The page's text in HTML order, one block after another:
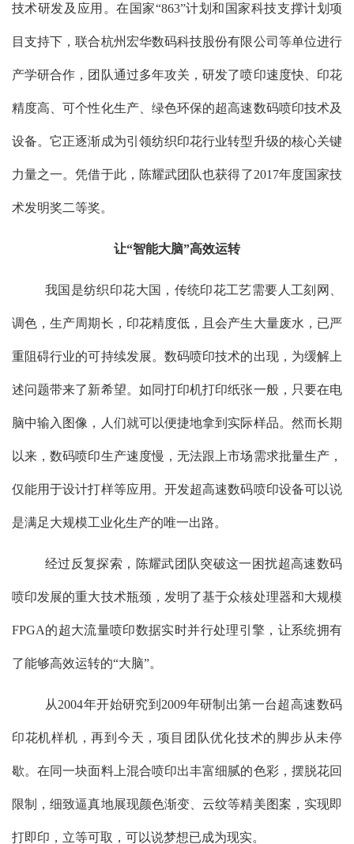
技术研发及应用。在国家“863”计划和国家科技支撑计划项
目支持下，联合杭州宏华数码科技股份有限公司等单位进行
产学研合作，团队通过多年攻关，研发了喷印速度快、印花
精度高、可个性化生产、绿色环保的超高速数码喷印技术及
设备。它正逐渐成为引领纺织印花行业转型升级的核心关键
力量之一。凭借于此，陈耀武团队也获得了2017年度国家技
术发明奖二等奖。
让“智能大脑”高效运转
我国是纺织印花大国，传统印花工艺需要人工刻网、
调色，生产周期长，印花精度低，且会产生大量废水，已严
重阻碍行业的可持续发展。数码喷印技术的出现，为缓解上
述问题带来了新希望。如同打印机打印纸张一般，只要在电
脑中输入图像，人们就可以便捷地拿到实际样品。然而长期
以来，数码喷印生产速度慢，无法跟上市场需求批量生产，
仅能用于设计打样等应用。开发超高速数码喷印设备可以说
是满足大规模工业化生产的唯一出路。
经过反复探索，陈耀武团队突破这一困扰超高速数码
喷印发展的重大技术瓶颈，发明了基于众核处理器和大规模
FPGA的超大流量喷印数据实时并行处理引擎，让系统拥有
了能够高效运转的“大脑”。
从2004年开始研究到 2009年研制出第一台超高速数码
印花机样机，再到今天，项目团队优化技术的脚步从未停
歇。在同一块面料上混合喷印出丰富细腻的色彩，摆脱花回
限制，细致逼真地展现颜色渐变、云纹等精美图案，实现即
打即印，立等可取，可以说梦想已成为现实。